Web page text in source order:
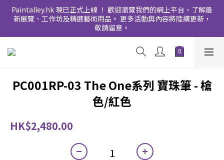
Paintalley.hk 現已正式上線 ！ 歡迎瀏覽我們的網上平台，了解最
新展覽、工作坊及精選藝術用品。 更多活動與內容將陸續更新，
敬請留意。
PC001RP-03 The One系列 寶珠筆 - 槍
色/紅色
HK$2,480.00